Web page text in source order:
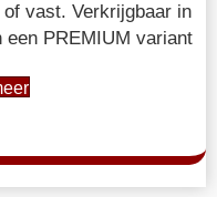
vast. Verkrijgbaar in
een PREMIUM variant